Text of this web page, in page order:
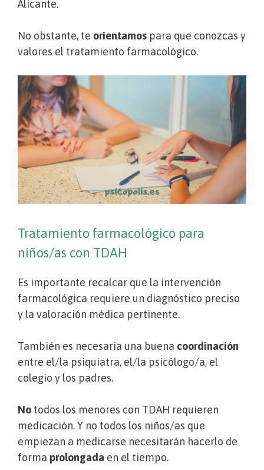
Alicante.
No obstante, te orientamos para que conozcas y
valores el tratamiento farmacológico.
Tratamiento farmacológico para
niños/as con TDAH
Es importante recalcar que la intervención
farmacológica requiere un diagnóstico preciso
y la valoración médica pertinente.
También es necesaria una buena coordinación
entre el/la psiquiatra, el/la psicólogo/a, el
colegio y los padres.
No todos los menores con TDAH requieren
medicación. Y no todos los niños/as que
empiezan a medicarse necesitarán hacerlo de
forma prolongada en el tiempo.